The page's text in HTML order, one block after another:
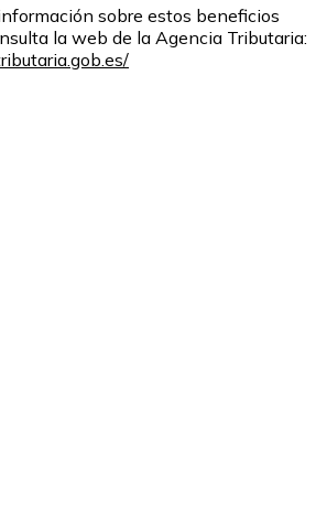
sobre estos beneficios
la web de la Agencia Tributaria: